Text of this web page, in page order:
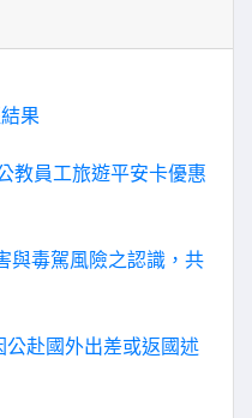
果
教員工旅遊平安卡優惠
與毒駕風險之認識，共
赴國外出差或返國述